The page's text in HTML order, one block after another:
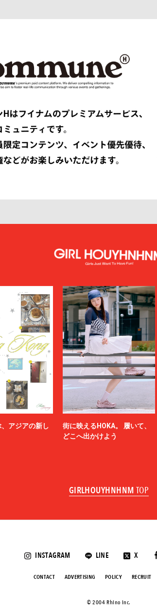
アジアの新し
街に映えるHOKA。 履いて、
どこへ出かけよう
GIRLHOUYHNHNM TOP
INSTAGRAM LINE X
CONTACT ADVERTISING POLICY RECRUIT
©️ 2004 Rhino Inc.